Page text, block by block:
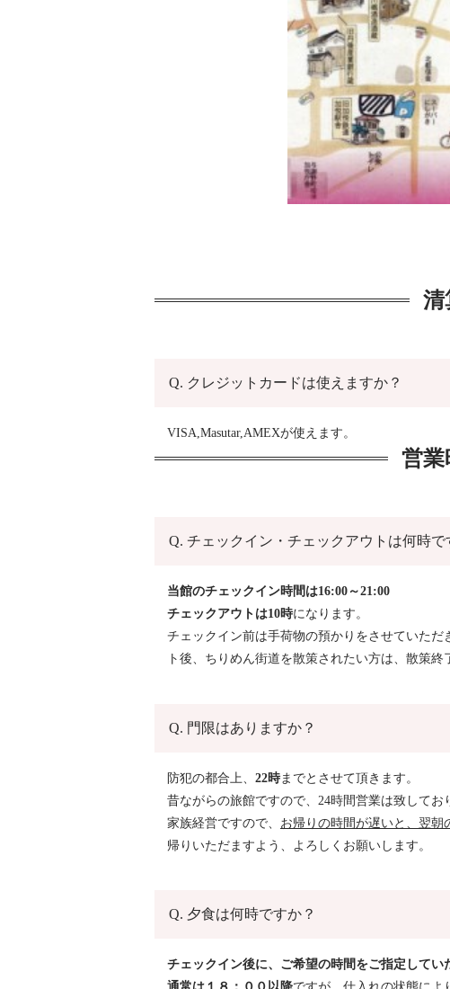
清
Q. クレジットカードは使えますか？
VISA,Masutar,AMEXが使えます。
営業
Q. チェックイン・チェックアウトは何時で
当館のチェックイン時間は16:00～21:00
チェックアウトは10時になります。
チェックイン前は手荷物の預かりをさせていた
ト後、ちりめん街道を散策されたい方は、散策
Q. 門限はありますか？
防犯の都合上、 22時までとさせて頂きます。
昔ながらの旅館ですので、24時間営業は致してお
家族経営ですので、 お帰りの時間が遅いと、翌朝
帰りいただますよう、よろしくお願いします。
Q. 夕食は何時ですか？
チェックイン後に、ご希望の時間をご指定してい